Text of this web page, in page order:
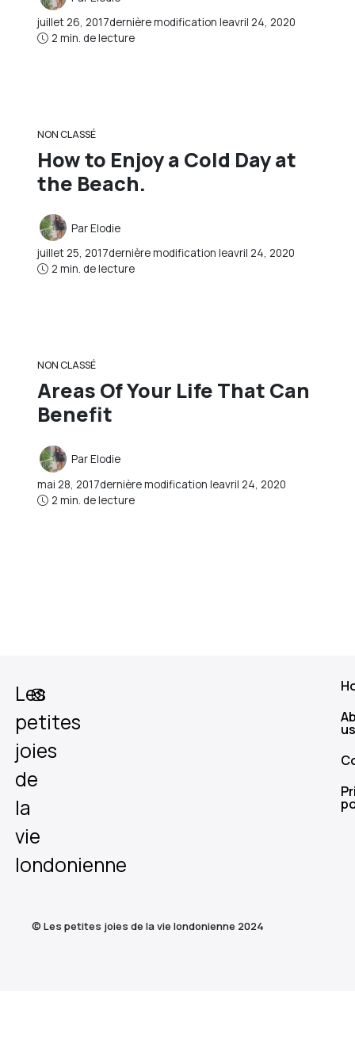
juillet 26, 2017dernière modification leavril 24, 2020
2 min. de lecture
NON CLASSÉ
How to Enjoy a Cold Day at
the Beach.
ParElodie
juillet 25, 2017dernière modification leavril 24, 2020
2 min. de lecture
NON CLASSÉ
Areas Of Your Life That Can
Benefit
ParElodie
mai 28, 2017dernière modification leavril 24, 2020
2 min. de lecture
Les
petites
joies
de
la
vie
londonienne
us
© Les petites joies de la vie londonienne 2024